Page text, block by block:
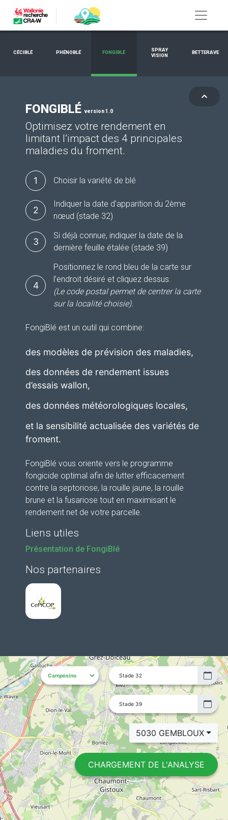
CÉCIBLÉ PHÉNOBLÉ FONGIBLÉ
SPRAY
VISION
BETTERAVE
FONGIBLÉ version 1.0
Optimisez votre rendement en
limitant l’impact des 4 principales
maladies du froment.
1 Choisir la variété de blé
2
Indiquer la date d'apparition du 2ème
nœud (stade 32)
3
Si déjà connue, indiquer la date de la
dernière feuille étalée (stade 39)
4
Positionnez le rond bleu de la carte sur
l’endroit désiré et cliquez dessus.
(Le code postal permet de centrer la carte
sur la localité choisie).
FongiBlé est un outil qui combine:
des modèles de prévision des maladies,
des données de rendement issues
d’essais wallon,
des données météorologiques locales,
et la sensibilité actualisée des variétés de
froment.
FongiBlé vous oriente vers le programme
fongicide optimal afin de lutter efficacement
contre la septoriose, la rouille jaune, la rouille
brune et la fusariose tout en maximisant le
rendement net de votre parcelle.
Liens utiles
Présentation de FongiBlé
Nos partenaires
Stade 32
Stade 39
5030 GEMBLOUX
CHARGEMENT DE L'ANALYSE